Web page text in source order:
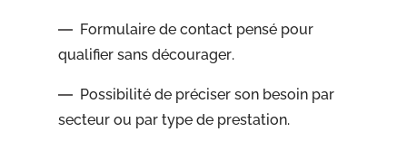
Formulaire de contact pensé pour
qualifier sans décourager.
Possibilité de préciser son besoin par
secteur ou par type de prestation.